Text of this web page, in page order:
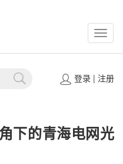
登录| 注册
下的青海电网光